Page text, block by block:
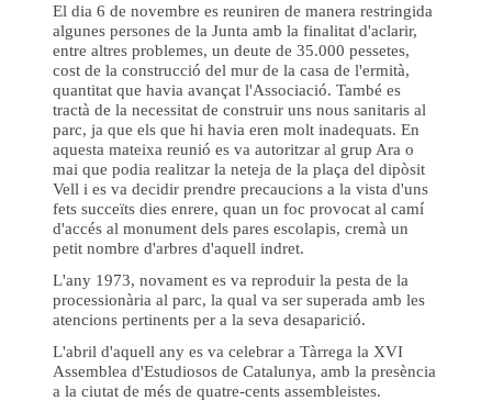
El dia 6 de novembre es reuniren de manera restringida
algunes persones de la Junta amb la finalitat d'aclarir,
entre altres problemes, un deute de 35.000 pessetes,
cost de la construcció del mur de la casa de l'ermità,
quantitat que havia avançat l'Associació. També es
tractà de la necessitat de construir uns nous sanitaris al
parc, ja que els que hi havia eren molt inadequats. En
aquesta mateixa reunió es va autoritzar al grup Ara o
mai que podia realitzar la neteja de la plaça del dipòsit
Vell i es va decidir prendre precaucions a la vista d'uns
fets succeïts dies enrere, quan un foc provocat al camí
d'accés al monument dels pares escolapis, cremà un
petit nombre d'arbres d'aquell indret.
L'any 1973, novament es va reproduir la pesta de la
processionària al parc, la qual va ser superada amb les
atencions pertinents per a la seva desaparició.
L'abril d'aquell any es va celebrar a Tàrrega la XVI
Assemblea d'Estudiosos de Catalunya, amb la presència
a la ciutat de més de quatre-cents assembleistes.